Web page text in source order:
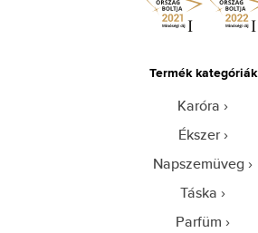
Termék kategóriák
Karóra
Ékszer
Napszemüveg
Táska
Parfüm